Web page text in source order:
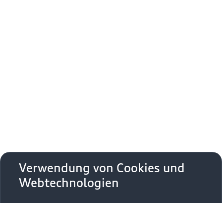
Zurück nach oben
Modelle
Verwendung von Cookies und
Webtechnologien